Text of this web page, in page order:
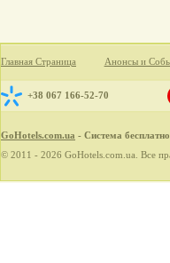
Главная Страница Анонсы и
+38 067 166-52-70
GoHotels.com.ua - Система
© 2011 - 2026 GoHotels.com.ua. Все